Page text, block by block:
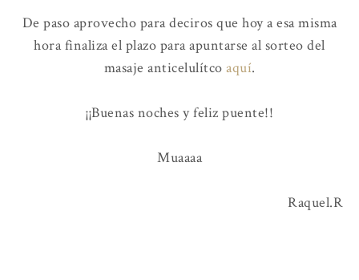
De paso aprovecho para deciros que hoy a esa misma
hora finaliza el plazo para apuntarse al sorteo del
masaje anticelulítco aquí.
¡¡Buenas noches y feliz puente!!
Muaaaa
Raquel.R